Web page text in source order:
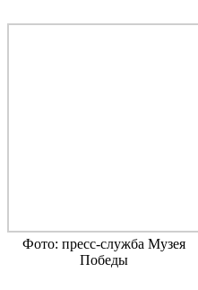
Фото: пресс-служба Музея
Победы